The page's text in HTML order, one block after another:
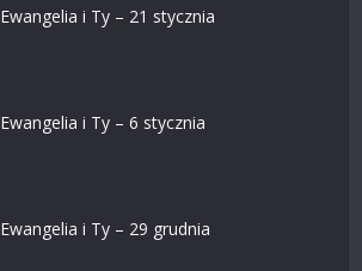
Ewangelia i Ty – 21 stycznia
Ewangelia i Ty – 6 stycznia
Ewangelia i Ty – 29 grudnia